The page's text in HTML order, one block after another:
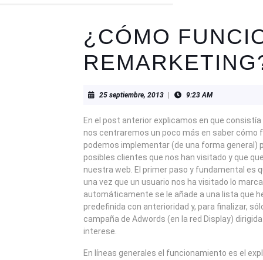
¿CÓMO
25 septiembre, 201325
2013
9:23 AM
En el post anterior explicamos en que
nos centraremos un poco más en saber cómo
podemos implementar (de una forma general)
posibles clientes que nos han visitado y que
nuestra web. El primer paso y fundamental es
una vez que un usuario nos ha visitado lo
automáticamente se le añade a una lista que
predefinida con anterioridad y, para finalizar,
campaña de Adwords (en la red Display)
interese.
En líneas generales el funcionamiento es el